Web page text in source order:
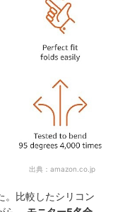
出典： amazon.co.jp
。比較したシリコン